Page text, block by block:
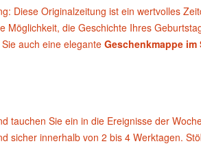
Diese Originalzeitung ist ein wertvolles
Möglichkeit, die Geschichte Ihres
auch eine elegante Geschenkmappe im
tauchen Sie ein in die Ereignisse der
sicher innerhalb von 2 bis 4 Werktagen.